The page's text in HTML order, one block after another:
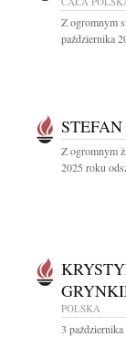
Z ogromnym
października
Z ogromnym
2025 roku
POLSKA
3